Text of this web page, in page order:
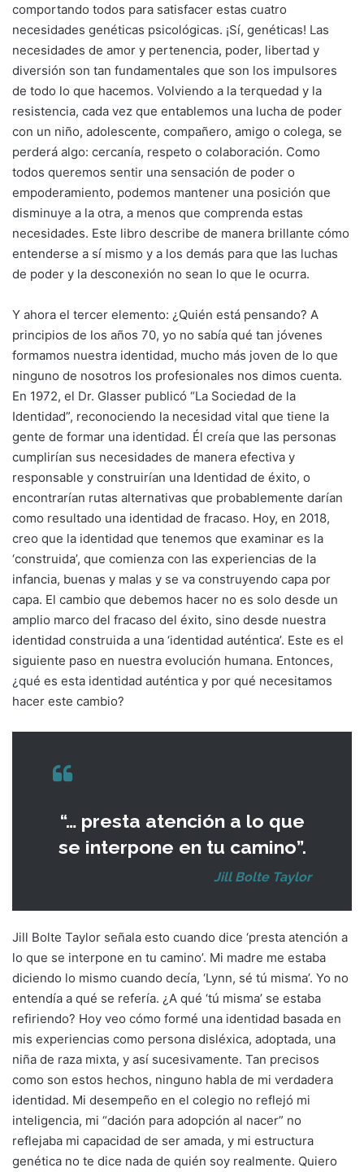
comportando todos para satisfacer estas cuatro
necesidades genéticas psicológicas. ¡Sí, genéticas! Las
necesidades de amor y pertenencia, poder, libertad y
diversión son tan fundamentales que son los impulsores
de todo lo que hacemos. Volviendo a la terquedad y la
resistencia, cada vez que entablemos una lucha de poder
con un niño, adolescente, compañero, amigo o colega, se
perderá algo: cercanía, respeto o colaboración. Como
todos queremos sentir una sensación de poder o
empoderamiento, podemos mantener una posición que
disminuye a la otra, a menos que comprenda estas
necesidades. Este libro describe de manera brillante cómo
entenderse a sí mismo y a los demás para que las luchas
de poder y la desconexión no sean lo que le ocurra.
Y ahora el tercer elemento: ¿Quién está pensando? A
principios de los años 70, yo no sabía qué tan jóvenes
formamos nuestra identidad, mucho más joven de lo que
ninguno de nosotros los profesionales nos dimos cuenta.
En 1972, el Dr. Glasser publicó “La Sociedad de la
Identidad”, reconociendo la necesidad vital que tiene la
gente de formar una identidad. Él creía que las personas
cumplirían sus necesidades de manera efectiva y
responsable y construirían una Identidad de éxito, o
encontrarían rutas alternativas que probablemente darían
como resultado una identidad de fracaso. Hoy, en 2018,
creo que la identidad que tenemos que examinar es la
‘construida’, que comienza con las experiencias de la
infancia, buenas y malas y se va construyendo capa por
capa. El cambio que debemos hacer no es solo desde un
amplio marco del fracaso del éxito, sino desde nuestra
identidad construida a una ‘identidad auténtica’. Este es el
siguiente paso en nuestra evolución humana. Entonces,
¿qué es esta identidad auténtica y por qué necesitamos
hacer este cambio?
“… presta atención a lo que
se interpone en tu camino”.
Jill Bolte Taylor
Jill Bolte Taylor señala esto cuando dice ‘presta atención a
lo que se interpone en tu camino’. Mi madre me estaba
diciendo lo mismo cuando decía, ‘Lynn, sé tú misma’. Yo no
entendía a qué se refería. ¿A qué ‘tú misma’ se estaba
refiriendo? Hoy veo cómo formé una identidad basada en
mis experiencias como persona disléxica, adoptada, una
niña de raza mixta, y así sucesivamente. Tan precisos
como son estos hechos, ninguno habla de mi verdadera
identidad. Mi desempeño en el colegio no reflejó mi
inteligencia, mi “dación para adopción al nacer” no
reflejaba mi capacidad de ser amada, y mi estructura
genética no te dice nada de quién soy realmente. Quiero